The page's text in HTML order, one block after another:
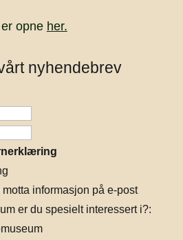
opne her.
nyhendebrev
informasjon på e-post
er du spesielt interessert i?: